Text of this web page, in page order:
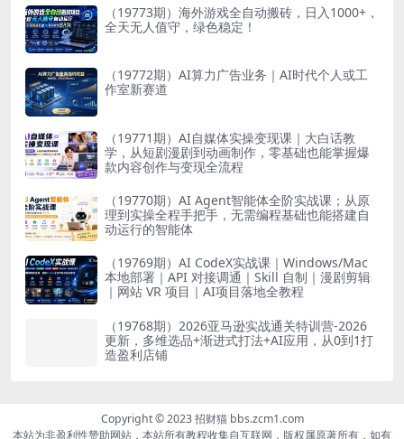
（19773期）海外游戏全自动搬砖，日入1000+，
全天无人值守，绿色稳定！
（19772期）AI算力广告业务｜AI时代个人或工
作室新赛道
（19771期）AI自媒体实操变现课｜大白话教
学，从短剧漫剧到动画制作，零基础也能掌握爆
款内容创作与变现全流程
（19770期）AI Agent智能体全阶实战课；从原
理到实操全程手把手，无需编程基础也能搭建自
动运行的智能体
（19769期）AI CodeX实战课｜Windows/Mac
本地部署｜API 对接调通｜Skill 自制｜漫剧剪辑
｜网站 VR 项目｜AI项目落地全教程
（19768期）2026亚马逊实战通关特训营-2026
更新，多维选品+渐进式打法+AI应用，从0到1打
造盈利店铺
Copyright © 2023 招财猫 bbs.zcm1.com
本站为非盈利性赞助网站，本站所有教程收集自互联网，版权属原著所有，如有